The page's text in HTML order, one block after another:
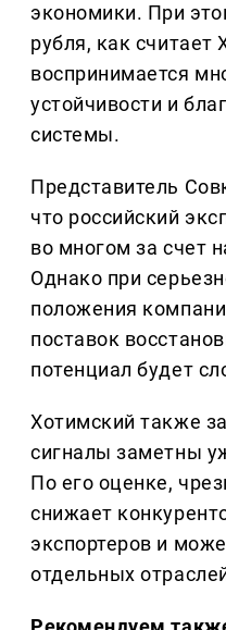
экономики. При
рубля, как
воспринимается
устойчивости и
системы.
Представитель
что российский
во многом за счет
Однако при
положения
поставок
потенциал будет
Хотимский также
сигналы заметны
По его оценке,
снижает
экспортеров и
отдельных